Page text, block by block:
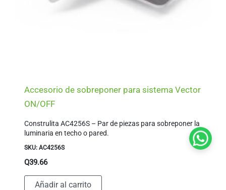
Accesorio de sobreponer para sistema Vector
ON/OFF
Construlita AC4256S – Par de piezas para sobreponer la
luminaria en techo o pared.
SKU: AC4256S
Q39.66
Añadir al carrito